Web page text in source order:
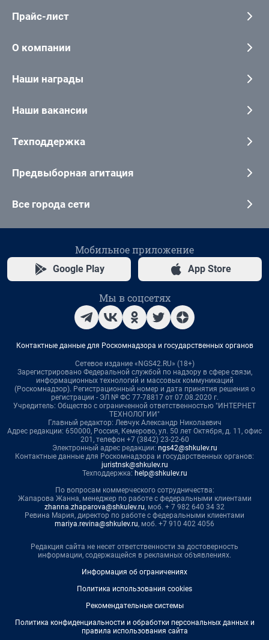
Прайс-лист
О компании
Наши награды
Наши вакансии
Техподдержка
Предвыборная агитация
Все города сети
Мобильное приложение
Google Play App Store
Мы в соцсетях
Контактные данные для Роскомнадзора и государственных органов
Сетевое издание «NGS42.RU» (18+)
Зарегистрировано Федеральной службой по надзору в сфере связи,
информационных технологий и массовых коммуникаций
(Роскомнадзор). Регистрационный номер и дата принятия решения о
регистрации - ЭЛ № ФС 77-78817 от 07.08.2020 г.
Учредитель: Общество с ограниченной ответственностью "ИНТЕРНЕТ
ТЕХНОЛОГИИ"
Главный редактор: Левчук Александр Николаевич
Адрес редакции: 650000, Россия, Кемерово, ул. 50 лет Октября, д. 11, офис
201, телефон +7 (3842) 23-22-60
Электронный адрес редакции: ngs42@shkulev.ru
Контактные данные для Роскомнадзора и государственных органов:
juristnsk@shkulev.ru
Техподдержка: help@shkulev.ru
По вопросам коммерческого сотрудничества:
Жапарова Жанна, менеджер по работе с федеральными клиентами
zhanna.zhaparova@shkulev.ru, моб. + 7 982 640 34 32
Ревина Мария, директор по работе с федеральными клиентами
mariya.revina@shkulev.ru, моб. +7 910 402 4056
Редакция сайта не несет ответственности за достоверность
информации, содержащейся в рекламных объявлениях.
Информация об ограничениях
Политика использования cookies
Рекомендательные системы
Политика конфиденциальности и обработки персональных данных и
правила использования сайта